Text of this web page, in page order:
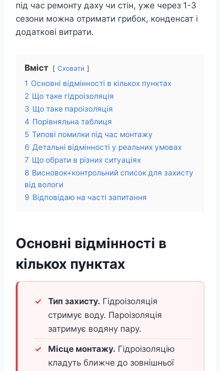
під час ремонту даху чи стін, уже через 1-3
сезони можна отримати грибок, конденсат і
додаткові витрати.
Вміст Сховати
1 Основні відмінності в кількох пунктах
2 Що таке гідроізоляція
3 Що таке пароізоляція
4 Порівняльна таблиця
5 Типові помилки під час монтажу
6 Детальні відмінності у реальних умовах
7 Що обрати в різних ситуаціях
8 Висновок+контрольний список для захисту
від вологи
9 Відповідаю на часті запитання
Основні відмінності в
кількох пунктах
Тип захисту. Гідроізоляція
стримує воду. Пароізоляція
затримує водяну пару.
Місце монтажу. Гідроізоляцію
кладуть ближче до зовнішньої